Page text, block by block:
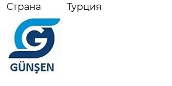
Страна
Турция